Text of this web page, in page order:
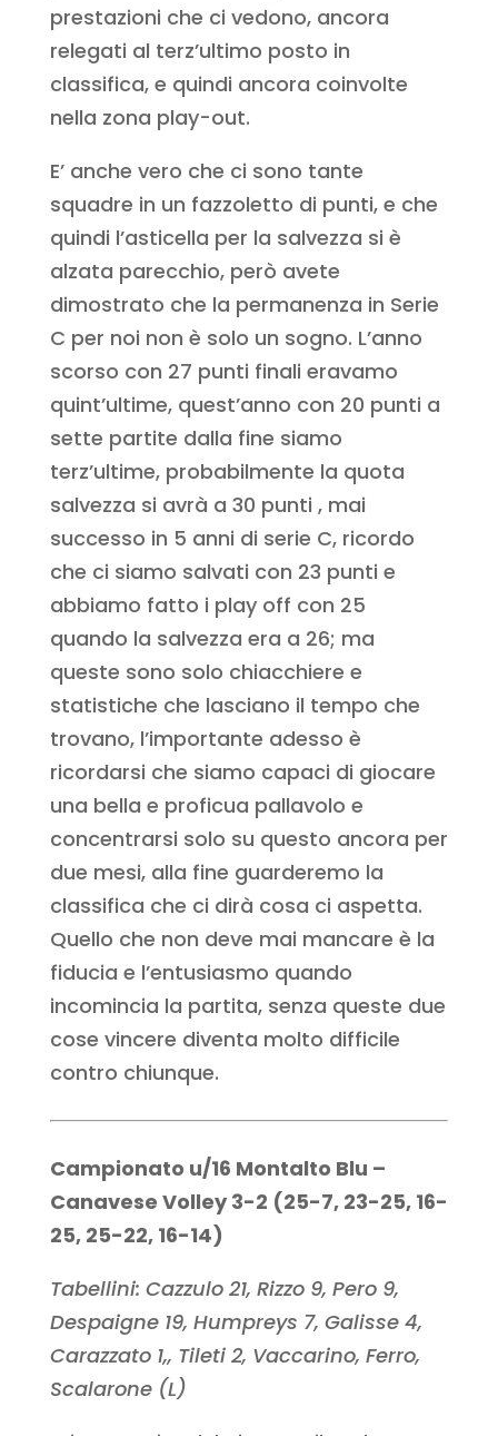
prestazioni che ci vedono, ancora
relegati al terz’ultimo posto in
classifica, e quindi ancora coinvolte
nella zona play-out.
E’ anche vero che ci sono tante
squadre in un fazzoletto di punti, e che
quindi l’asticella per la salvezza si è
alzata parecchio, però avete
dimostrato che la permanenza in Serie
C per noi non è solo un sogno. L’anno
scorso con 27 punti finali eravamo
quint’ultime, quest’anno con 20 punti a
sette partite dalla fine siamo
terz’ultime, probabilmente la quota
salvezza si avrà a 30 punti , mai
successo in 5 anni di serie C, ricordo
che ci siamo salvati con 23 punti e
abbiamo fatto i play off con 25
quando la salvezza era a 26; ma
queste sono solo chiacchiere e
statistiche che lasciano il tempo che
trovano, l’importante adesso è
ricordarsi che siamo capaci di giocare
una bella e proficua pallavolo e
concentrarsi solo su questo ancora per
due mesi, alla fine guarderemo la
classifica che ci dirà cosa ci aspetta.
Quello che non deve mai mancare è la
fiducia e l’entusiasmo quando
incomincia la partita, senza queste due
cose vincere diventa molto difficile
contro chiunque.
Campionato u/16 Montalto Blu –
Canavese Volley 3-2 (25-7, 23-25, 16-
25, 25-22, 16-14)
Tabellini: Cazzulo 21, Rizzo 9, Pero 9,
Despaigne 19, Humpreys 7, Galisse 4,
Carazzato 1,, Tileti 2, Vaccarino, Ferro,
Scalarone (L)